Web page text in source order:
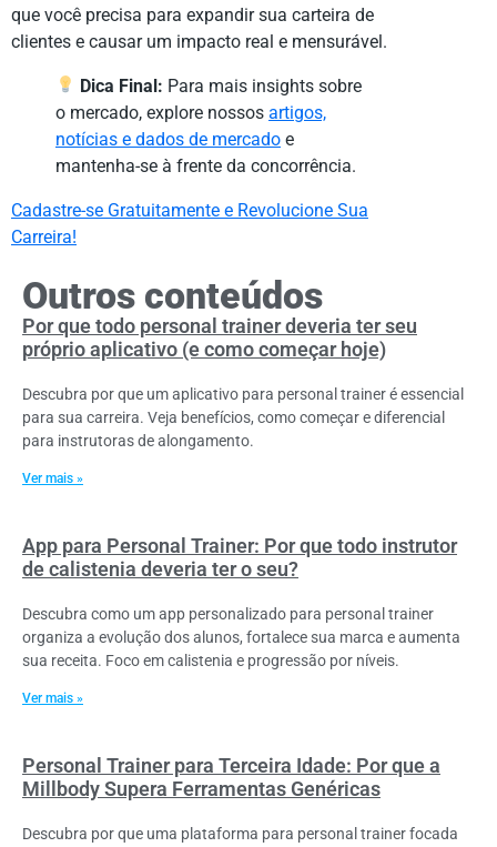
que você precisa para expandir sua carteira de
clientes e causar um impacto real e mensurável.
Dica Final: Para mais insights sobre
o mercado, explore nossos artigos,
notícias e dados de mercado e
mantenha-se à frente da concorrência.
Cadastre-se Gratuitamente e Revolucione Sua
Carreira!
Outros conteúdos
Por que todo personal trainer deveria ter seu
próprio aplicativo (e como começar hoje)
Descubra por que um aplicativo para personal trainer é essencial
para sua carreira. Veja benefícios, como começar e diferencial
para instrutoras de alongamento.
Ver mais »
App para Personal Trainer: Por que todo instrutor
de calistenia deveria ter o seu?
Descubra como um app personalizado para personal trainer
organiza a evolução dos alunos, fortalece sua marca e aumenta
sua receita. Foco em calistenia e progressão por níveis.
Ver mais »
Personal Trainer para Terceira Idade: Por que a
Millbody Supera Ferramentas Genéricas
Descubra por que uma plataforma para personal trainer focada